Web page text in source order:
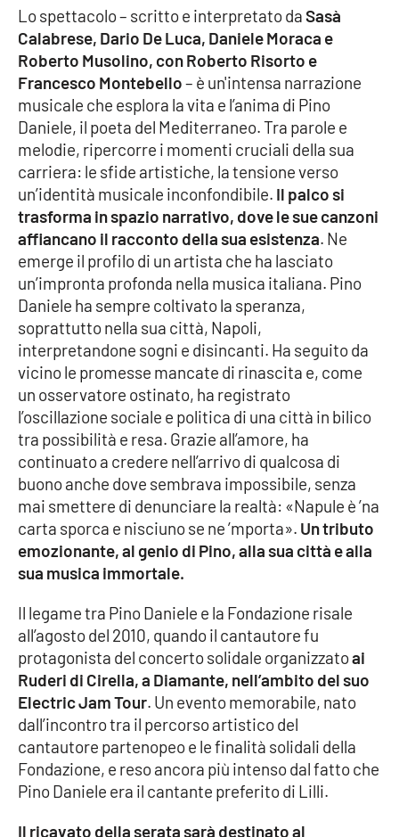
Good Morning Vietnam
Parchi Marini Calabria
Leggendo Alvaro insieme
Imprese Di Calabria
Le perfidie di Antonella Grippo
Venti di comunicazione
STREAMING
LaC TV
LaC Network
LaC OnAir
EDIZIONI
LOCALI
Catanzaro
Vibo Valentia
Reggio Calabria
Cosenza
Lamezia Terme
Lo spettacolo – scritto e interpretato daSasà
Calabrese, Dario De Luca, Daniele Moraca e
Roberto Musolino, con Roberto Risorto e
Francesco Montebello– è un'intensa narrazione
musicale che esplora la vita e l’anima di Pino
Daniele, il poeta del Mediterraneo. Tra parole e
melodie, ripercorre i momenti cruciali della sua
carriera: le sfide artistiche, la tensione verso
un’identità musicale inconfondibile. Il palco si
trasforma in spazio narrativo, dove le sue canzoni
affiancano il racconto della sua esistenza. Ne
emerge il profilo di un artista che ha lasciato
un’impronta profonda nella musica italiana. Pino
Daniele ha sempre coltivato la speranza,
soprattutto nella sua città, Napoli,
interpretandone sogni e disincanti. Ha seguito da
vicino le promesse mancate di rinascita e, come
un osservatore ostinato, ha registrato
l’oscillazione sociale e politica di una città in bilico
tra possibilità e resa. Grazie all’amore, ha
continuato a credere nell’arrivo di qualcosa di
buono anche dove sembrava impossibile, senza
mai smettere di denunciare la realtà: «Napule è ’na
carta sporca e nisciuno se ne ’mporta». Un tributo
emozionante, al genio di Pino, alla sua città e alla
sua musica immortale.
Il legame tra Pino Daniele e la Fondazione risale
all’agosto del 2010, quando il cantautore fu
protagonista del concerto solidale organizzatoai
Ruderi di Cirella, a Diamante, nell’ambito del suo
Electric Jam Tour. Un evento memorabile, nato
dall’incontro tra il percorso artistico del
cantautore partenopeo e le finalità solidali della
Fondazione, e reso ancora più intenso dal fatto che
Pino Daniele era il cantante preferito di Lilli.
Il ricavato della serata sarà destinato al